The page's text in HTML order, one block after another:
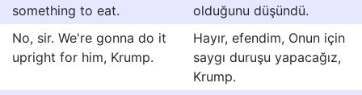
something to eat.
olduğunu düşündü.
No, sir. We're gonna do it
upright for him, Krump.
Hayır, efendim, Onun için
saygı duruşu yapacağız,
Krump.